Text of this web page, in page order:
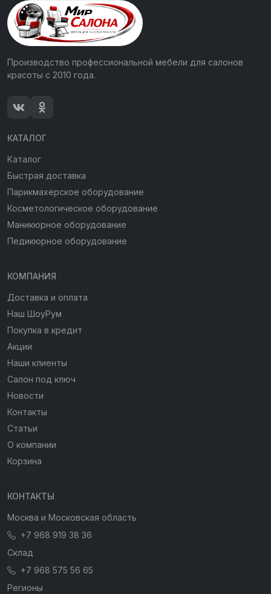
Производство профессиональной мебели для салонов
красоты с 2010 года.
КАТАЛОГ
Каталог
Быстрая доставка
Парикмахерское оборудование
Косметологическое оборудование
Маникюрное оборудование
Педикюрное оборудование
КОМПАНИЯ
Доставка и оплата
Наш ШоуРум
Покупка в кредит
Акции
Наши клиенты
Салон под ключ
Новости
Контакты
Статьи
О компании
Корзина
КОНТАКТЫ
Москва и Московская область
+7 968 919 38 36
Склад
+7 968 575 56 65
Регионы